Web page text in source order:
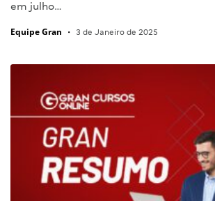
em julho…
Equipe Gran • 3 de Janeiro de 2025